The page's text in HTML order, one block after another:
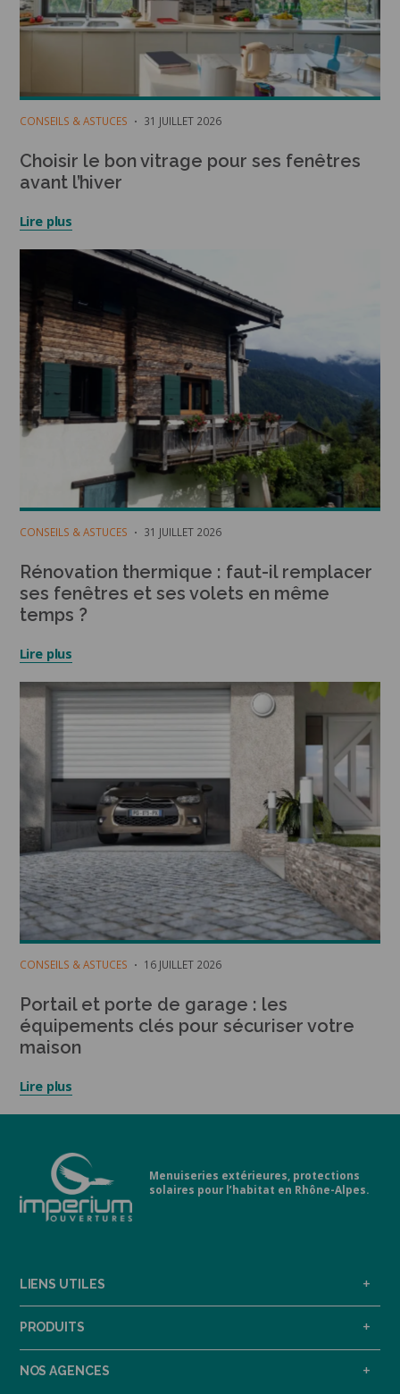
CONSEILS & ASTUCES 31 JUILLET 2026
Choisir le bon vitrage pour ses fenêtres
avant l’hiver
Lire plus
CONSEILS & ASTUCES 31 JUILLET 2026
Rénovation thermique : faut-il remplacer
ses fenêtres et ses volets en même
temps ?
Lire plus
CONSEILS & ASTUCES 16 JUILLET 2026
Portail et porte de garage : les
équipements clés pour sécuriser votre
maison
Lire plus
Menuiseries extérieures, protections
solaires pour l’habitat en Rhône-Alpes.
LIENS UTILES
PRODUITS
NOS AGENCES